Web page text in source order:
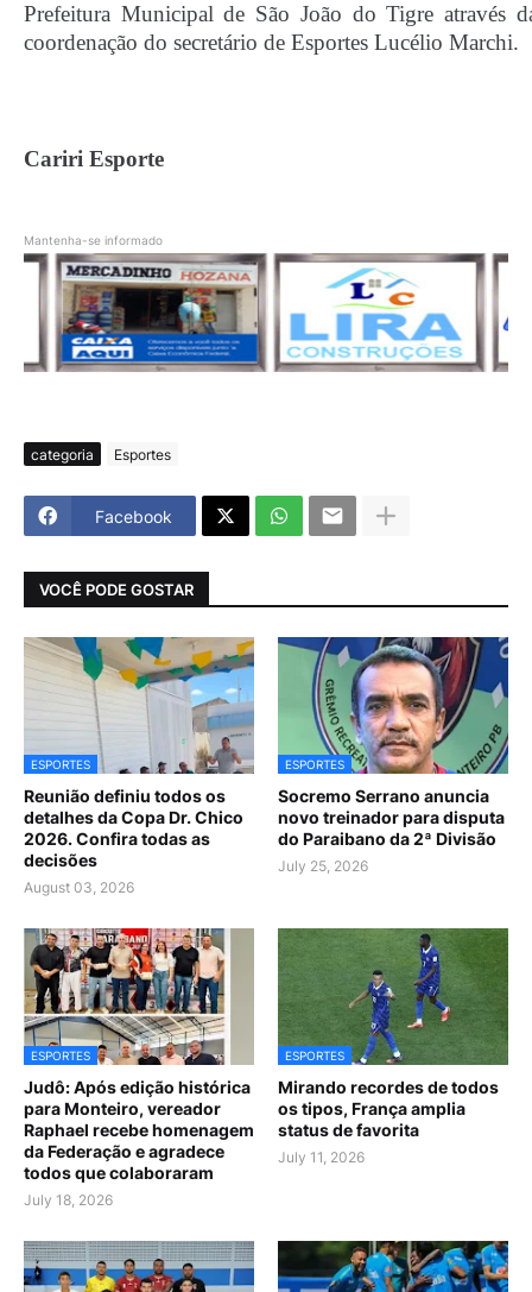
Prefeitura Municipal de São João do Tigre através
coordenação do secretário de Esportes Lucélio Marchi.
Cariri Esporte
Mantenha-se informado
categoria Esportes
Facebook
VOCÊ PODE GOSTAR
ESPORTES
Reunião definiu todos os
detalhes da Copa Dr. Chico
2026. Confira todas as
decisões
August 03, 2026
ESPORTES
Socremo Serrano anuncia
novo treinador para disputa
do Paraibano da 2ª Divisão
July 25, 2026
ESPORTES
Judô: Após edição histórica
para Monteiro, vereador
Raphael recebe homenagem
da Federação e agradece
todos que colaboraram
July 18, 2026
ESPORTES
Mirando recordes de todos
os tipos, França amplia
status de favorita
July 11, 2026